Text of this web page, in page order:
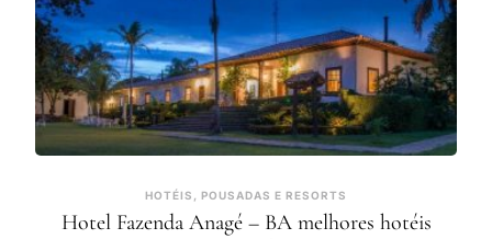
HOTÉIS, POUSADAS E RESORTS
Hotel Fazenda Anagé – BA melhores hotéis